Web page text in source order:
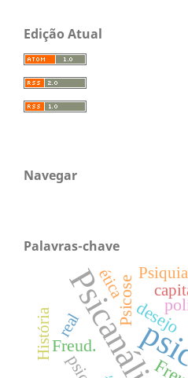
Edição Atual
Navegar
Palavras-chave
Psicanálise
desejo
Psicose
Freud.
História real
ética